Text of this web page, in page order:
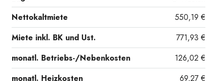
Nettokaltmiete
550,19 €
Miete inkl. BK und Ust.
771,93 €
monatl. Betriebs-/Nebenkosten
126,02 €
monatl. Heizkosten
69,27 €